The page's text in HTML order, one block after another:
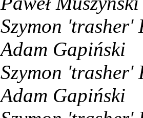
Szymon 'trasher'
Adam Gapiński
Szymon 'trasher'
Adam Gapiński